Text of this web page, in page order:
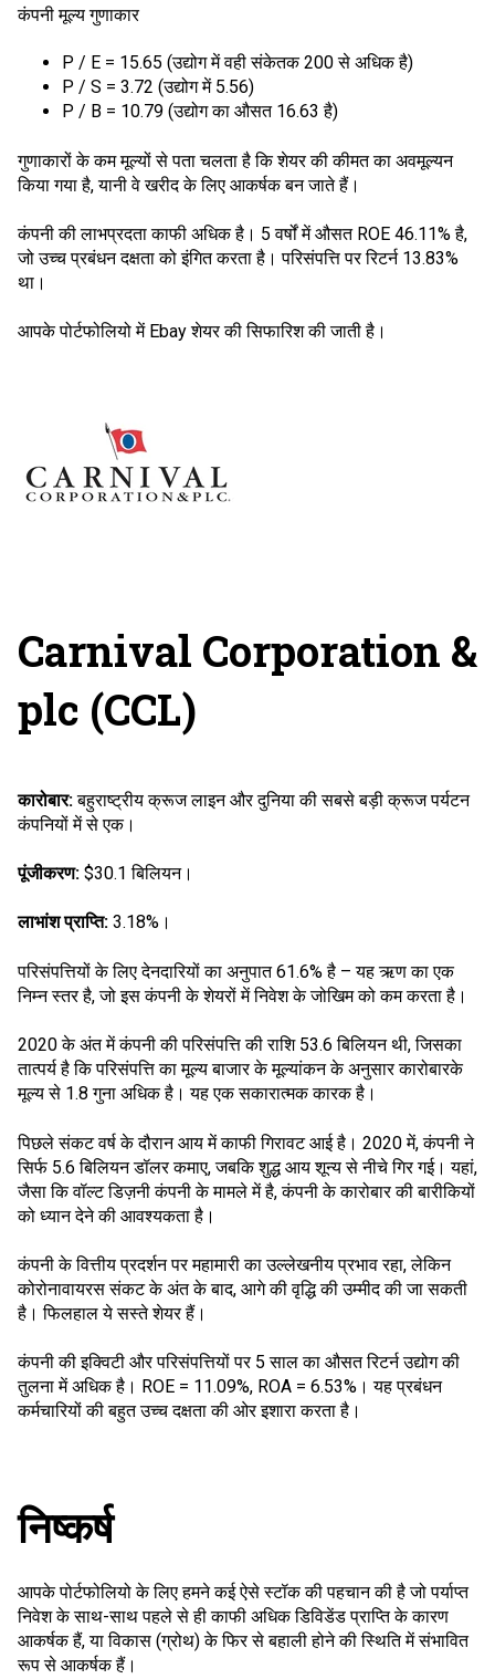
कंपनी मूल्य गुणाकार
P / E = 15.65 (उद्योग में वही संकेतक 200 से अधिक है)
P / S = 3.72 (उद्योग में 5.56)
P / B = 10.79 (उद्योग का औसत 16.63 है)
गुणाकारों के कम मूल्यों से पता चलता है कि शेयर की कीमत का अवमूल्यन
किया गया है, यानी वे खरीद के लिए आकर्षक बन जाते हैं।
कंपनी की लाभप्रदता काफी अधिक है। 5 वर्षों में औसत ROE 46.11% है,
जो उच्च प्रबंधन दक्षता को इंगित करता है। परिसंपत्ति पर रिटर्न 13.83%
था।
आपके पोर्टफोलियो में Ebay शेयर की सिफारिश की जाती है।
Carnival Corporation &
plc (CCL)
कारोबार:बहुराष्ट्रीय क्रूज लाइन और दुनिया की सबसे बड़ी क्रूज पर्यटन
कंपनियों में से एक।
पूंजीकरण: $30.1 बिलियन।
लाभांश प्राप्ति: 3.18%।
परिसंपत्तियों के लिए देनदारियों का अनुपात 61.6% है – यह ऋण का एक
निम्न स्तर है, जो इस कंपनी के शेयरों में निवेश के जोखिम को कम करता है।
2020 के अंत में कंपनी की परिसंपत्ति की राशि 53.6 बिलियन थी, जिसका
तात्पर्य है कि परिसंपत्ति का मूल्य बाजार के मूल्यांकन के अनुसार कारोबारके
मूल्य से 1.8 गुना अधिक है। यह एक सकारात्मक कारक है।
पिछले संकट वर्ष के दौरान आय में काफी गिरावट आई है। 2020 में, कंपनी ने
सिर्फ 5.6 बिलियन डॉलर कमाए, जबकि शुद्ध आय शून्य से नीचे गिर गई। यहां,
जैसा कि वॉल्ट डिज़नी कंपनी के मामले में है, कंपनी के कारोबार की बारीकियों
को ध्यान देने की आवश्यकता है।
कंपनी के वित्तीय प्रदर्शन पर महामारी का उल्लेखनीय प्रभाव रहा, लेकिन
कोरोनावायरस संकट के अंत के बाद, आगे की वृद्धि की उम्मीद की जा सकती
है। फिलहाल ये सस्ते शेयर हैं।
कंपनी की इक्विटी और परिसंपत्तियों पर 5 साल का औसत रिटर्न उद्योग की
तुलना में अधिक है। ROE = 11.09%, ROA = 6.53%। यह प्रबंधन
कर्मचारियों की बहुत उच्च दक्षता की ओर इशारा करता है।
निष्कर्ष
आपके पोर्टफोलियो के लिए हमने कई ऐसे स्टॉक की पहचान की है जो पर्याप्त
निवेश के साथ-साथ पहले से ही काफी अधिक डिविडेंड प्राप्ति के कारण
आकर्षक हैं, या विकास (ग्रोथ) के फिर से बहाली होने की स्थिति में संभावित
रूप से आकर्षक हैं।